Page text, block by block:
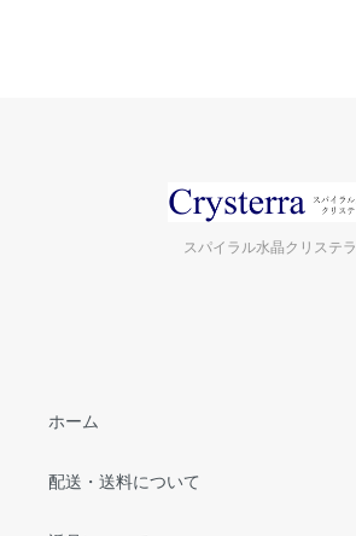
スパイラル水晶クリステラ
ホーム
配送・送料について